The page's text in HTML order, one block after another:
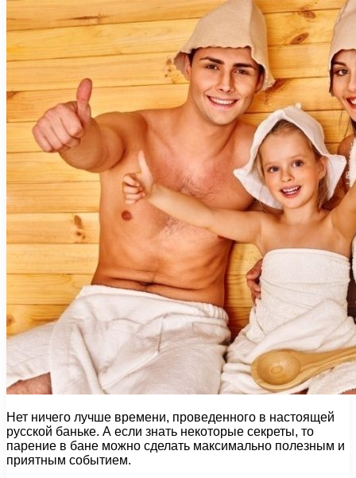
Нет ничего лучше времени, проведенного в настоящей
русской баньке. А если знать некоторые секреты, то
парение в бане можно сделать максимально полезным и
приятным событием.